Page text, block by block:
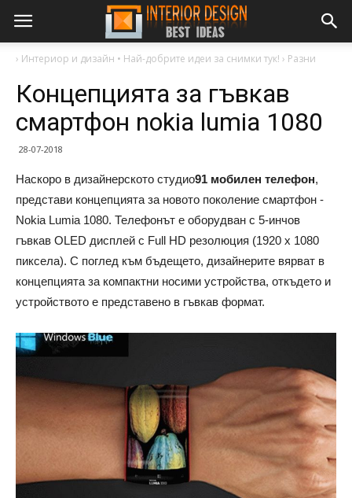
› Интериор и дизайн • Най-добрите идеи за снимки тук! › Разни
Концепцията за гъвкав
смартфон nokia lumia 1080
28-07-2018
Наскоро в дизайнерското студио91 мобилен телефон,
представи концепцията за новото поколение смартфон -
Nokia Lumia 1080. Телефонът е оборудван с 5-инчов
гъвкав OLED дисплей с Full HD резолюция (1920 x 1080
пиксела). С поглед към бъдещето, дизайнерите вярват в
концепцията за компактни носими устройства, откъдето и
устройството е представено в гъвкав формат.